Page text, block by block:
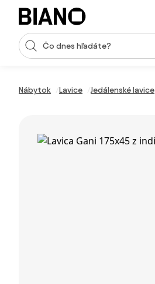
Preskočiť navigáciu, prejsť na obsah
Vstup pre vyhľadávanie
Nábytok Lavice Jedálenské lavice